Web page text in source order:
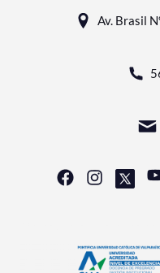
Av. Brasil